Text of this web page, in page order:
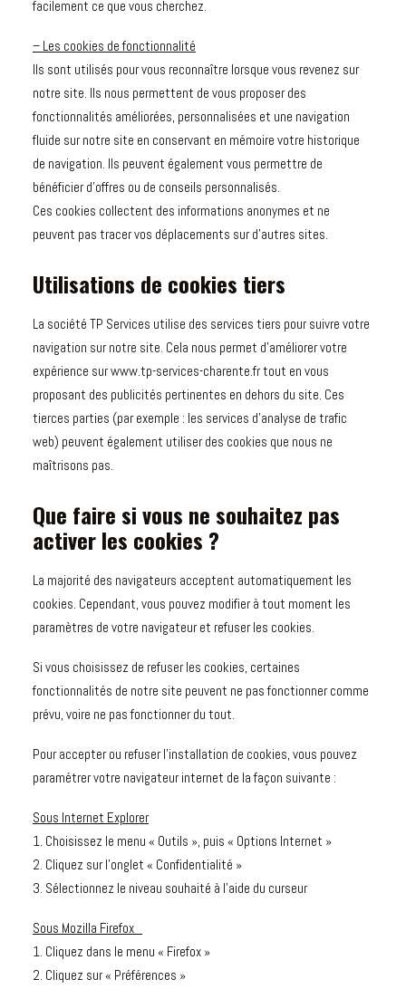
facilement ce que vous cherchez.
– Les cookies de fonctionnalité
Ils sont utilisés pour vous reconnaître lorsque vous revenez sur
notre site. Ils nous permettent de vous proposer des
fonctionnalités améliorées, personnalisées et une navigation
fluide sur notre site en conservant en mémoire votre historique
de navigation. Ils peuvent également vous permettre de
bénéficier d’offres ou de conseils personnalisés.
Ces cookies collectent des informations anonymes et ne
peuvent pas tracer vos déplacements sur d’autres sites.
Utilisations de cookies tiers
La société TP Services utilise des services tiers pour suivre votre
navigation sur notre site. Cela nous permet d’améliorer votre
expérience sur www.tp-services-charente.fr tout en vous
proposant des publicités pertinentes en dehors du site. Ces
tierces parties (par exemple : les services d’analyse de trafic
web) peuvent également utiliser des cookies que nous ne
maîtrisons pas.
Que faire si vous ne souhaitez pas
activer les cookies ?
La majorité des navigateurs acceptent automatiquement les
cookies. Cependant, vous pouvez modifier à tout moment les
paramètres de votre navigateur et refuser les cookies.
Si vous choisissez de refuser les cookies, certaines
fonctionnalités de notre site peuvent ne pas fonctionner comme
prévu, voire ne pas fonctionner du tout.
Pour accepter ou refuser l’installation de cookies, vous pouvez
paramétrer votre navigateur internet de la façon suivante :
Sous Internet Explorer
1. Choisissez le menu « Outils », puis « Options Internet »
2. Cliquez sur l’onglet « Confidentialité »
3. Sélectionnez le niveau souhaité à l’aide du curseur
Sous Mozilla Firefox
1. Cliquez dans le menu « Firefox »
2. Cliquez sur « Préférences »